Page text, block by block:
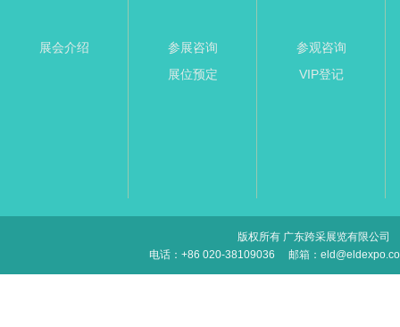
展会介绍
参展咨询
展位预定
参观咨询
VIP登记
版权所有 广东跨采展览有限公司
电话：+86 020-38109036
邮箱：